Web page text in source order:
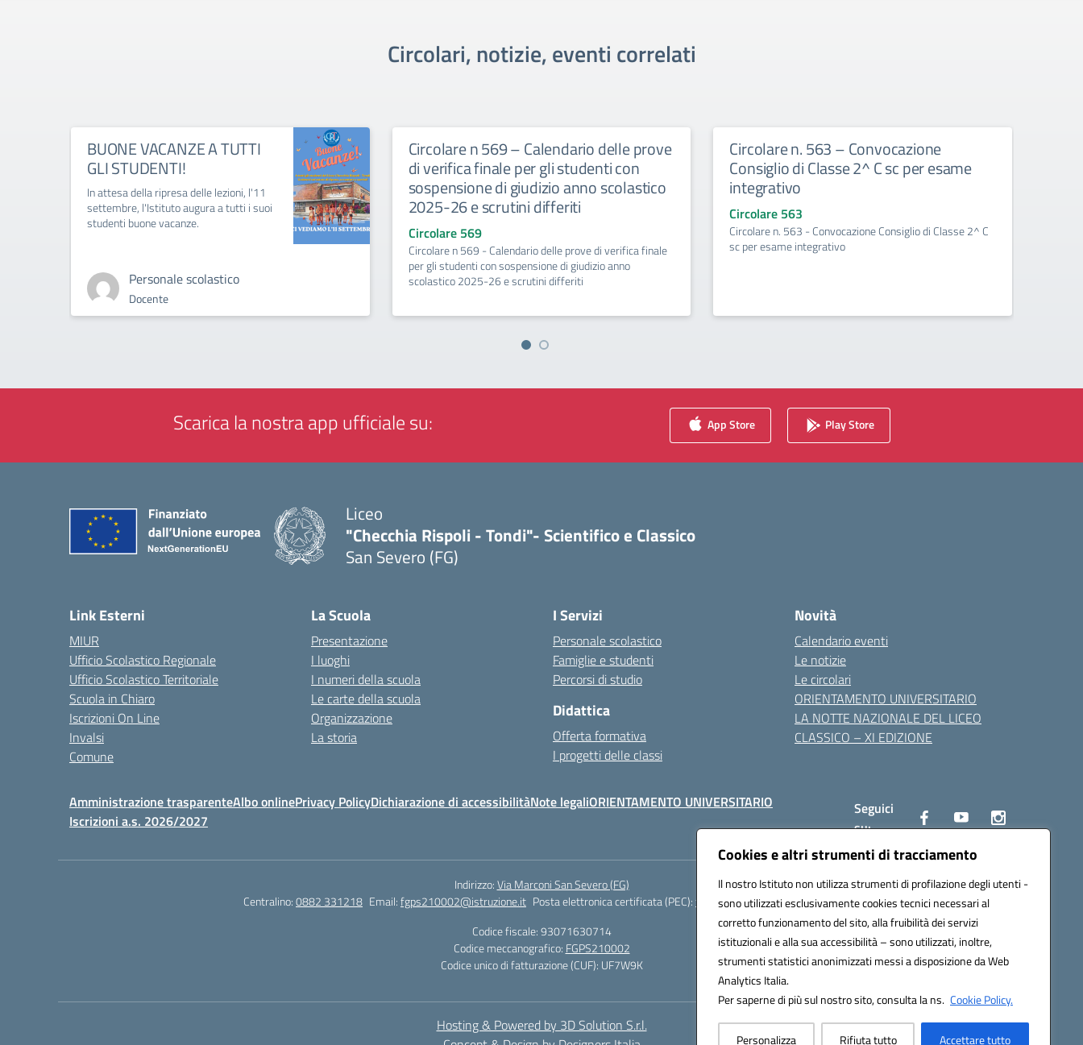
Cookies e altri strumenti di tracciamento
Il nostro Istituto non utilizza strumenti di profilazione degli utenti -
sono utilizzati esclusivamente cookies tecnici necessari al
corretto funzionamento del sito, alla fruibilità dei servizi
istituzionali e alla sua accessibilità – sono utilizzati, inoltre,
strumenti statistici anonimizzati messi a disposizione da Web
Analytics Italia.
Per saperne di più sul nostro sito, consulta la ns. Cookie Policy.
Personalizza Rifiuta tutto Accettare tutto
Circolari, notizie, eventi correlati
BUONE VACANZE A TUTTI
GLI STUDENTI!
In attesa della ripresa delle lezioni, l'11
settembre, l'Istituto augura a tutti i suoi
studenti buone vacanze.
Personale scolastico
Docente
Circolare n 569 – Calendario delle prove
di verifica finale per gli studenti con
sospensione di giudizio anno scolastico
2025-26 e scrutini differiti
Circolare 569
Circolare n 569 - Calendario delle prove di verifica finale
per gli studenti con sospensione di giudizio anno
scolastico 2025-26 e scrutini differiti
Circolare n. 563 – Convocazione
Consiglio di Classe 2^ C sc per esame
integrativo
Circolare 563
Circolare n. 563 - Convocazione Consiglio di Classe 2^ C
sc per esame integrativo
Scarica la nostra app ufficiale su: App Store Play Store
Liceo
"Checchia Rispoli - Tondi"- Scientifico e Classico
San Severo (FG)
Link Esterni
MIUR
Ufficio Scolastico Regionale
Ufficio Scolastico Territoriale
Scuola in Chiaro
Iscrizioni On Line
Invalsi
Comune
La Scuola
Presentazione
I luoghi
I numeri della scuola
Le carte della scuola
Organizzazione
La storia
I Servizi
Personale scolastico
Famiglie e studenti
Percorsi di studio
Didattica
Offerta formativa
I progetti delle classi
Novità
Calendario eventi
Le notizie
Le circolari
ORIENTAMENTO UNIVERSITARIO
LA NOTTE NAZIONALE DEL LICEO
CLASSICO – XI EDIZIONE
Amministrazione trasparenteAlbo onlinePrivacy PolicyDichiarazione di accessibilitàNote legaliORIENTAMENTO UNIVERSITARIO
Iscrizioni a.s. 2026/2027
Seguici
su:
Indirizzo:Via Marconi San Severo (FG)
Centralino:0882 331218 Email:fgps210002@istruzione.it Posta elettronica certificata (PEC):fgps210002@pec.istruzione.it
Codice fiscale: 93071630714
Codice meccanografico: FGPS210002
Codice unico di fatturazione (CUF): UF7W9K
Hosting & Powered by 3D Solution S.r.l.